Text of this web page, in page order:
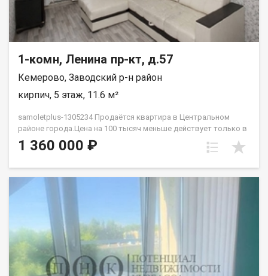
1-комн, Ленина пр-кт, д.57
Кемерово, Заводский р-н район
кирпич, 5 этаж, 11.6 м²
samoletplus-1305234 Продаётся квартира в Центральном
районе города.Цена на 100 тысяч меньше действует только в
августе! Успей приобрести недвижимость, подходящую как
для проживания, так и для сдачи! Удобное расположение
общественному транспорту. Квартира подходит как для сдачи
центры, университеты, школы и детские сады — всё
необходимое для комфортной жизни. В квартире выполнен
ремонт, готовый к заселению. Установлена новая входная
дверь, светлая комната с большим окном. Особенность
планировки — отсутствие соседей за стенами, что добавляет
1 360 000 ₽